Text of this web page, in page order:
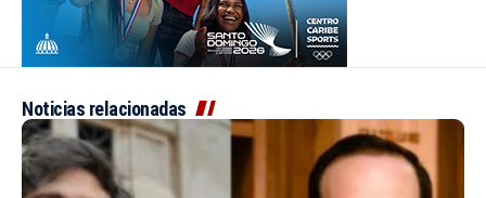
Noticias relacionadas